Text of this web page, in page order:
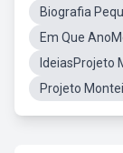
Biografia
Em Que
IdeiasProjeto
Projeto